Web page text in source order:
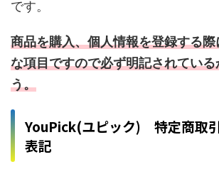
です。
商品を購入、個人情報を登録する
な項目ですので必ず明記されてい
う。
YouPick(ユピック) 特定商取
表記